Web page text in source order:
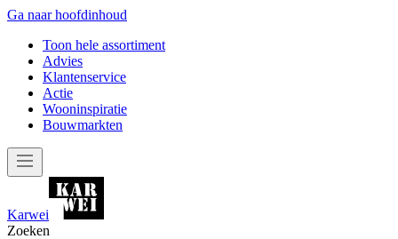
Ga naar hoofdinhoud
Toon hele assortiment
Advies
Klantenservice
Actie
Wooninspiratie
Bouwmarkten
Karwei
Zoeken